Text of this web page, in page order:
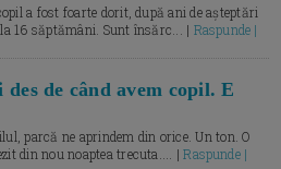
a fost foarte dorit, după ani de așteptări
16 săptămâni. Sunt însărc... | Raspunde |
des de când avem copil. E
parcă ne aprindem din orice. Un ton. O
din nou noaptea trecuta.... |Raspunde |